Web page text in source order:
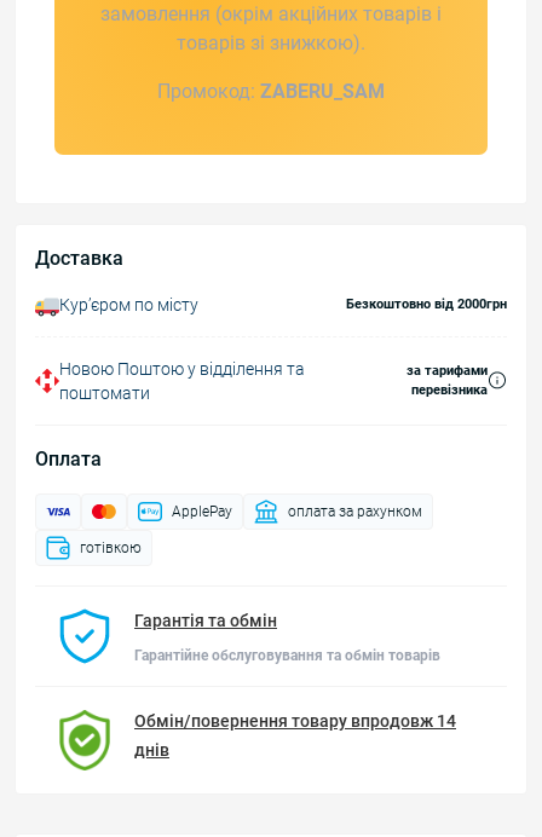
замовлення (окрім акційних товарів і
товарів зі знижкою).
Промокод: ZABERU_SAM
Доставка
Курʼєром по місту Безкоштовно від 2000грн
Новою Поштою у відділення та
поштомати
за тарифами
перевізника
Оплата
ApplePay оплата за рахунком
готівкою
Гарантія та обмін
Гарантійне обслуговування та обмін товарів
Обмін/повернення товару впродовж 14
днів